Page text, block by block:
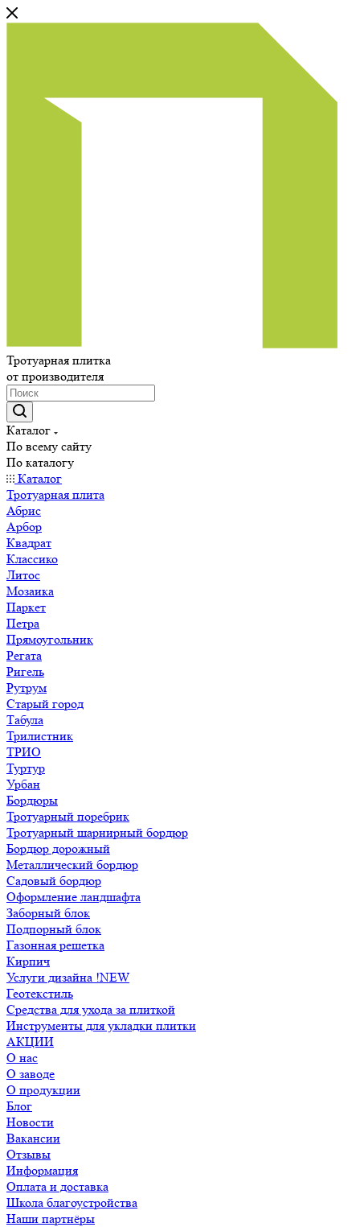
Тротуарная плитка
от производителя
Каталог
По всему сайту
По каталогу
Каталог
Тротуарная плита
Абрис
Арбор
Квадрат
Классико
Литос
Мозаика
Паркет
Петра
Прямоугольник
Регата
Ригель
Рутрум
Старый город
Табула
Трилистник
ТРИО
Туртур
Урбан
Бордюры
Тротуарный поребрик
Тротуарный шарнирный бордюр
Бордюр дорожный
Металлический бордюр
Садовый бордюр
Оформление ландшафта
Заборный блок
Подпорный блок
Газонная решетка
Кирпич
Услуги дизайна !NEW
Геотекстиль
Средства для ухода за плиткой
Инструменты для укладки плитки
АКЦИИ
О нас
О заводе
О продукции
Блог
Новости
Вакансии
Отзывы
Информация
Оплата и доставка
Школа благоустройства
Наши партнёры